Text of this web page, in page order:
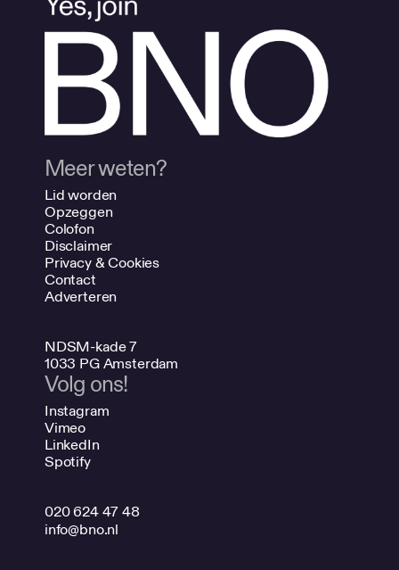
Meer weten?
Lid worden
Opzeggen
Colofon
Disclaimer
Privacy & Cookies
Contact
Adverteren
NDSM-kade 7
1033 PG Amsterdam
Volg ons!
Instagram
Vimeo
LinkedIn
Spotify
020 624 47 48
info@bno.nl